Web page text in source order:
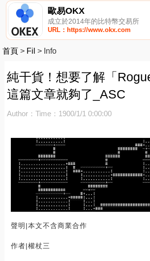
歐易OKX
成立於2014年的比特幣交易所
URL：https://www.okx.com
首頁 > Fil > Info
純干貨！想要了解「
這篇文章就夠了_ASC
Author： Time：1900/1/1 0:00:00
聲明|本文不含商業合作
作者|權杖三